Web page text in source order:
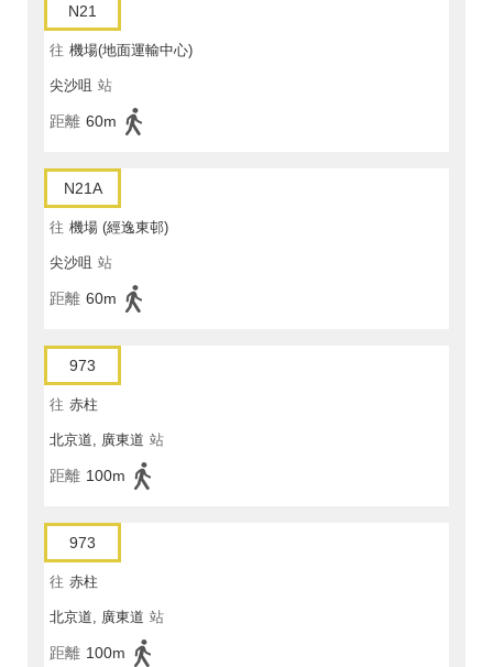
N21
往 機場(地面運輸中心)
尖沙咀 站
距離 60m
N21A
往 機場 (經逸東邨)
尖沙咀 站
距離 60m
973
往 赤柱
北京道, 廣東道 站
距離 100m
973
往 赤柱
北京道, 廣東道 站
距離 100m